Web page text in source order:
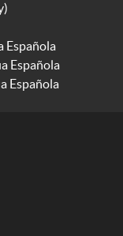
Española
Española
Española